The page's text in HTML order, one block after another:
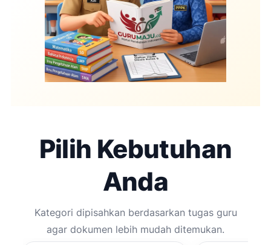
Pilih Kebutuhan
Anda
Kategori dipisahkan berdasarkan tugas guru
agar dokumen lebih mudah ditemukan.